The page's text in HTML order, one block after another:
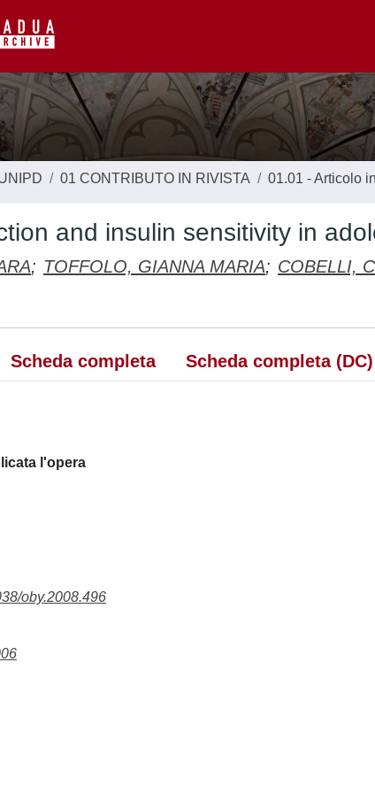
01 CONTRIBUTO IN RIVISTA 01.01 - Articolo
and insulin sensitivity in
; TOFFOLO, GIANNA MARIA; COBELLI,
Scheda completa Scheda completa (DC)
l'opera
oby.2008.496